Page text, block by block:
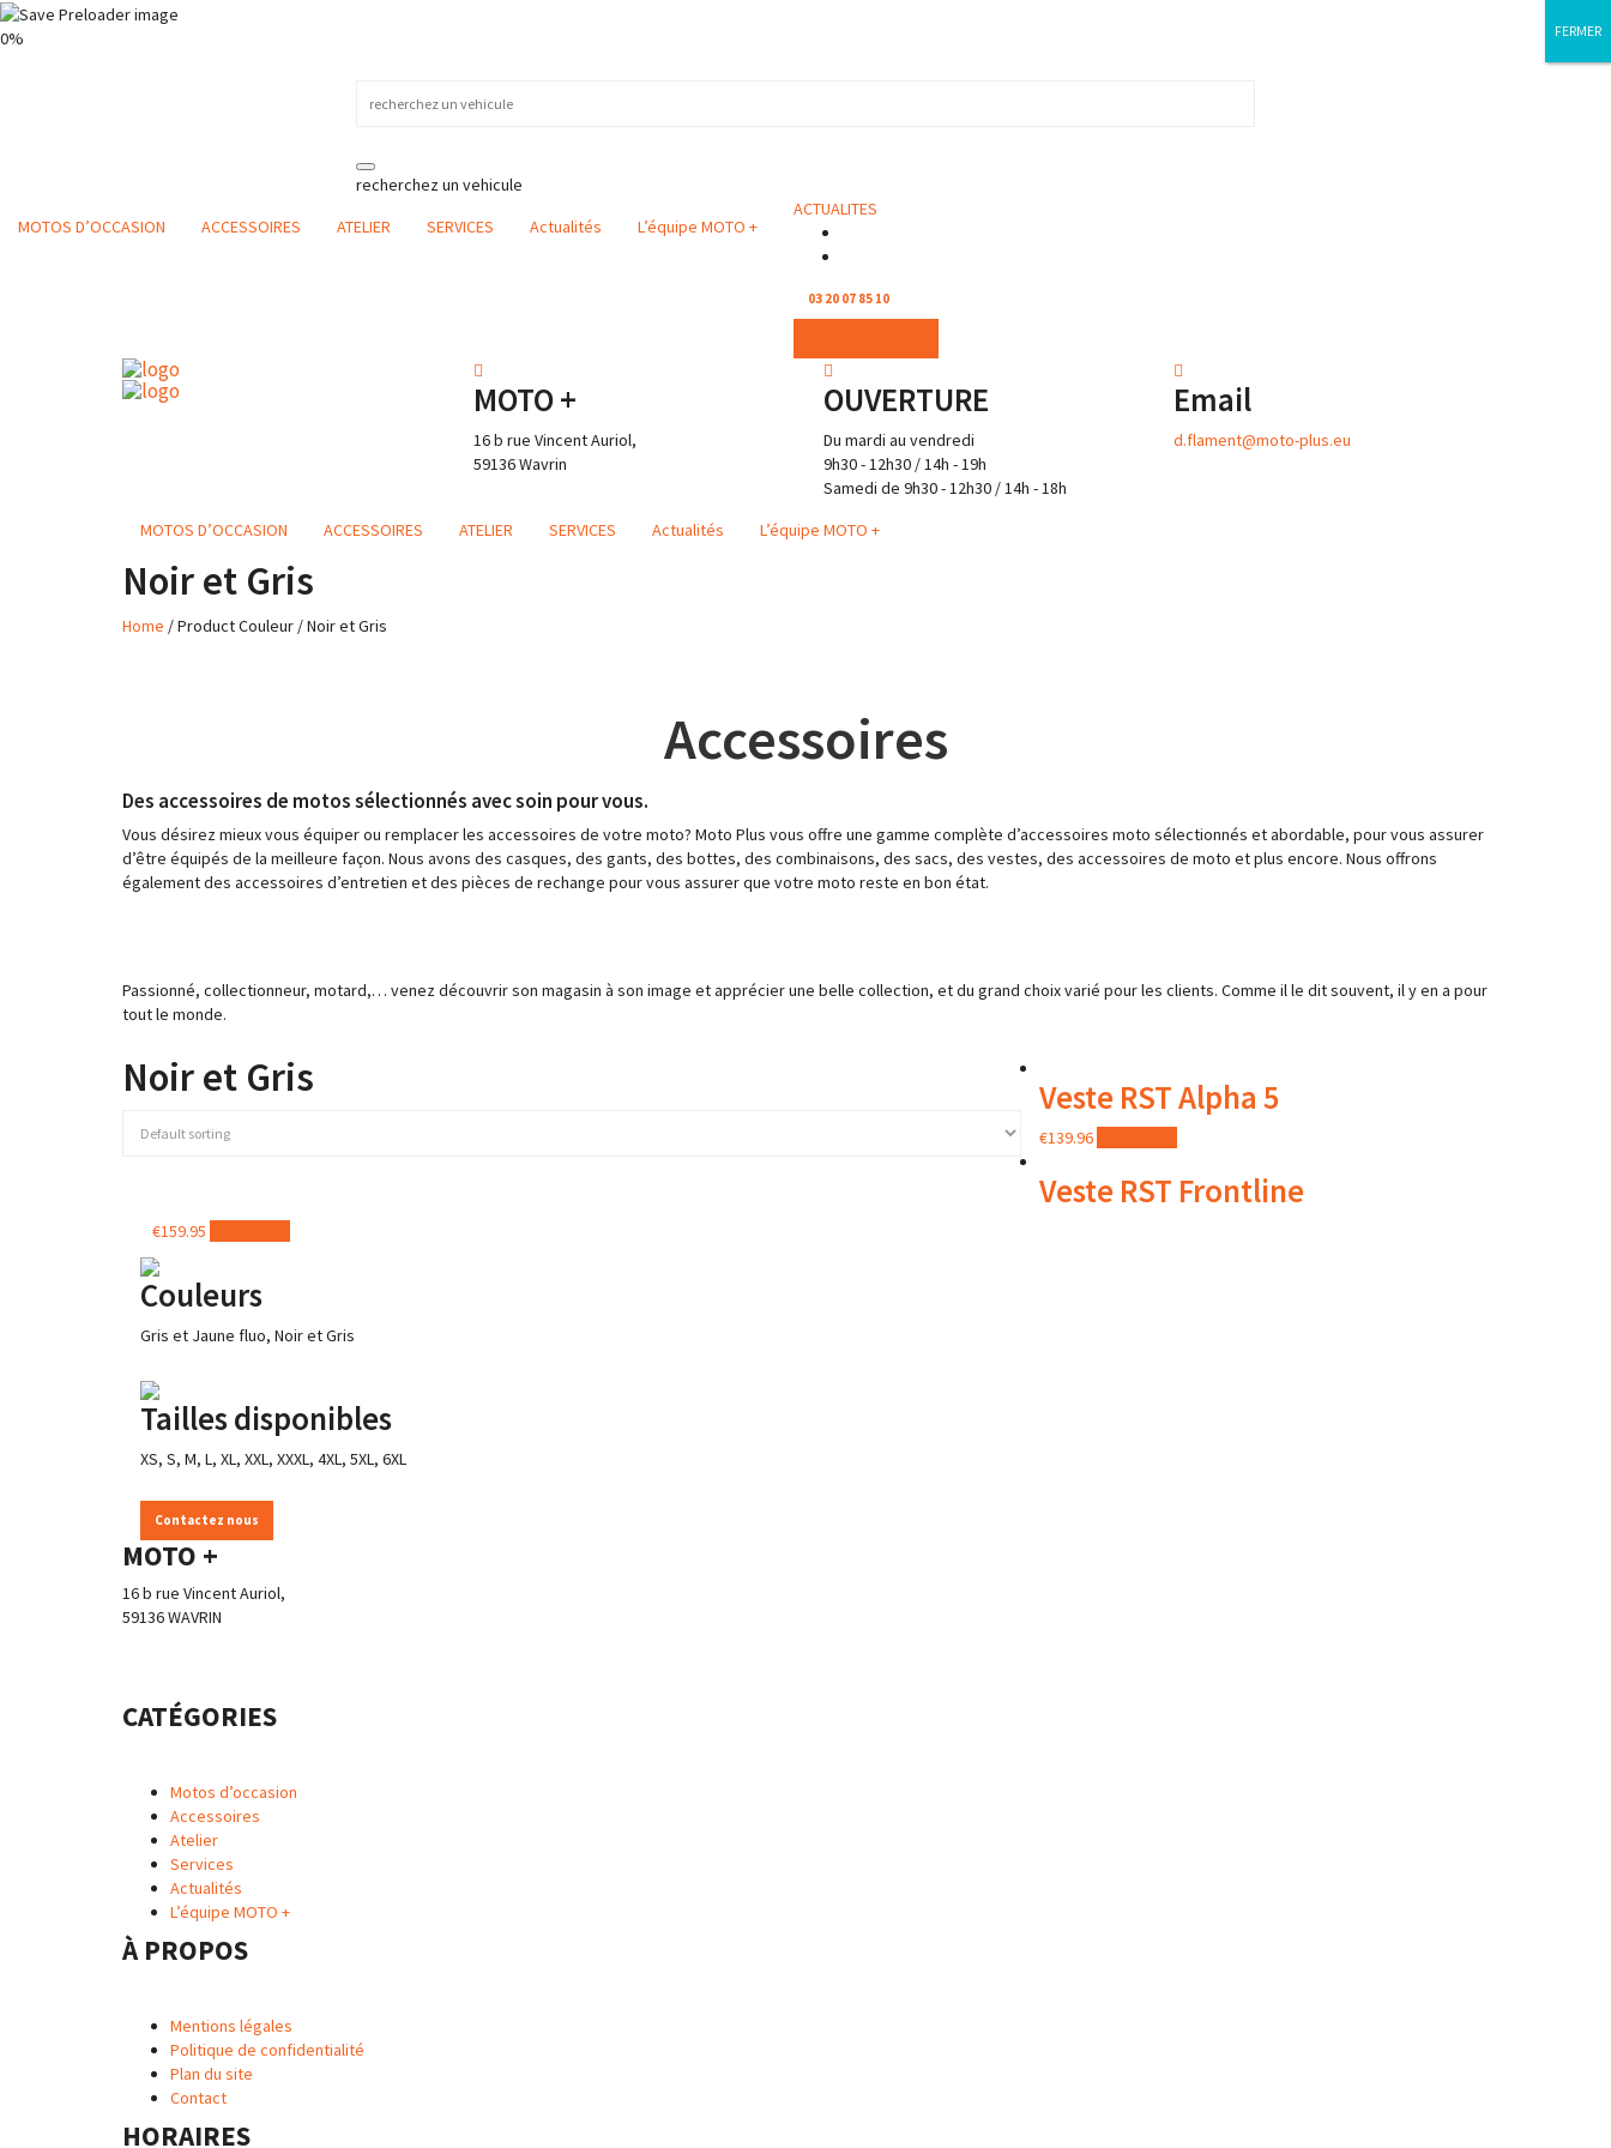
0%
recherchez un vehicule
MOTOS D’OCCASION
ACCESSOIRES ATELIER SERVICES Actualités L’équipe MOTO +
ACTUALITES
03 20 07 85 10
MOTO +
16 b rue Vincent Auriol,
59136 Wavrin
OUVERTURE
Du mardi au vendredi
9h30 - 12h30 / 14h - 19h
Samedi de 9h30 - 12h30 / 14h - 18h
Email
d.flament@moto-plus.eu
MOTOS D’OCCASION ACCESSOIRES ATELIER SERVICES Actualités L’équipe MOTO +
Noir et Gris
Home / Product Couleur / Noir et Gris
Accessoires
Des accessoires de motos sélectionnés avec soin pour vous.
Vous désirez mieux vous équiper ou remplacer les accessoires de votre moto? Moto Plus vous offre une gamme complète d’accessoires moto sélectionnés et abordable, pour vous assurer
d’être équipés de la meilleure façon. Nous avons des casques, des gants, des bottes, des combinaisons, des sacs, des vestes, des accessoires de moto et plus encore. Nous offrons
également des accessoires d’entretien et des pièces de rechange pour vous assurer que votre moto reste en bon état.
Passionné, collectionneur, motard,… venez découvrir son magasin à son image et apprécier une belle collection, et du grand choix varié pour les clients. Comme il le dit souvent, il y en a pour
tout le monde.
Noir et Gris Veste RST Alpha 5
€139.96
Veste RST Frontline
€159.95
Couleurs
Gris et Jaune fluo, Noir et Gris
Tailles disponibles
XS, S, M, L, XL, XXL, XXXL, 4XL, 5XL, 6XL
Contactez nous
MOTO +
16 b rue Vincent Auriol,
59136 WAVRIN
CATÉGORIES
Motos d’occasion
Accessoires
Atelier
Services
Actualités
L’équipe MOTO +
À PROPOS
Mentions légales
Politique de confidentialité
Plan du site
Contact
HORAIRES
FERMER
FERMER